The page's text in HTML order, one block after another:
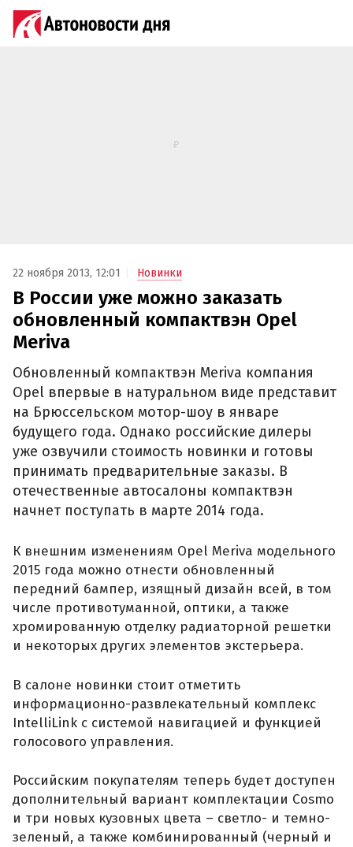
22 ноября 2013, 12:01 Новинки
В России уже можно заказать
обновленный компактвэн Оpel
Meriva
Обновленный компактвэн Meriva компания
Оpel впервые в натуральном виде представит
на Брюссельском мотор-шоу в январе
будущего года. Однако российские дилеры
уже озвучили стоимость новинки и готовы
принимать предварительные заказы. В
отечественные автосалоны компактвэн
начнет поступать в марте 2014 года.
К внешним изменениям Opel Meriva модельного
2015 года можно отнести обновленный
передний бампер, изящный дизайн всей, в том
числе противотуманной, оптики, а также
хромированную отделку радиаторной решетки
и некоторых других элементов экстерьера.
В салоне новинки стоит отметить
информационно-развлекательный комплекс
IntelliLink с системой навигацией и функцией
голосового управления.
Российским покупателям теперь будет доступен
дополнительный вариант комплектации Cosmo
и три новых кузовных цвета – светло- и темно-
зеленый, а также комбинированный (черный и